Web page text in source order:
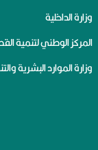
وزارة الداخلية
المركز الوطني لتنمية
وزارة الموارد البشرية